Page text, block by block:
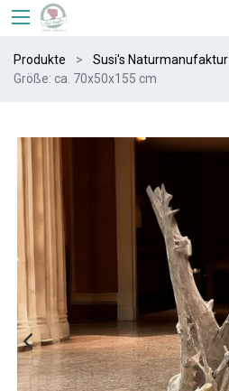
Produkte Susi's Naturmanufaktur
Größe: ca. 70x50x155 cm